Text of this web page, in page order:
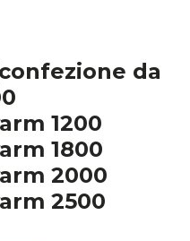
da
1200
1800
2000
2500